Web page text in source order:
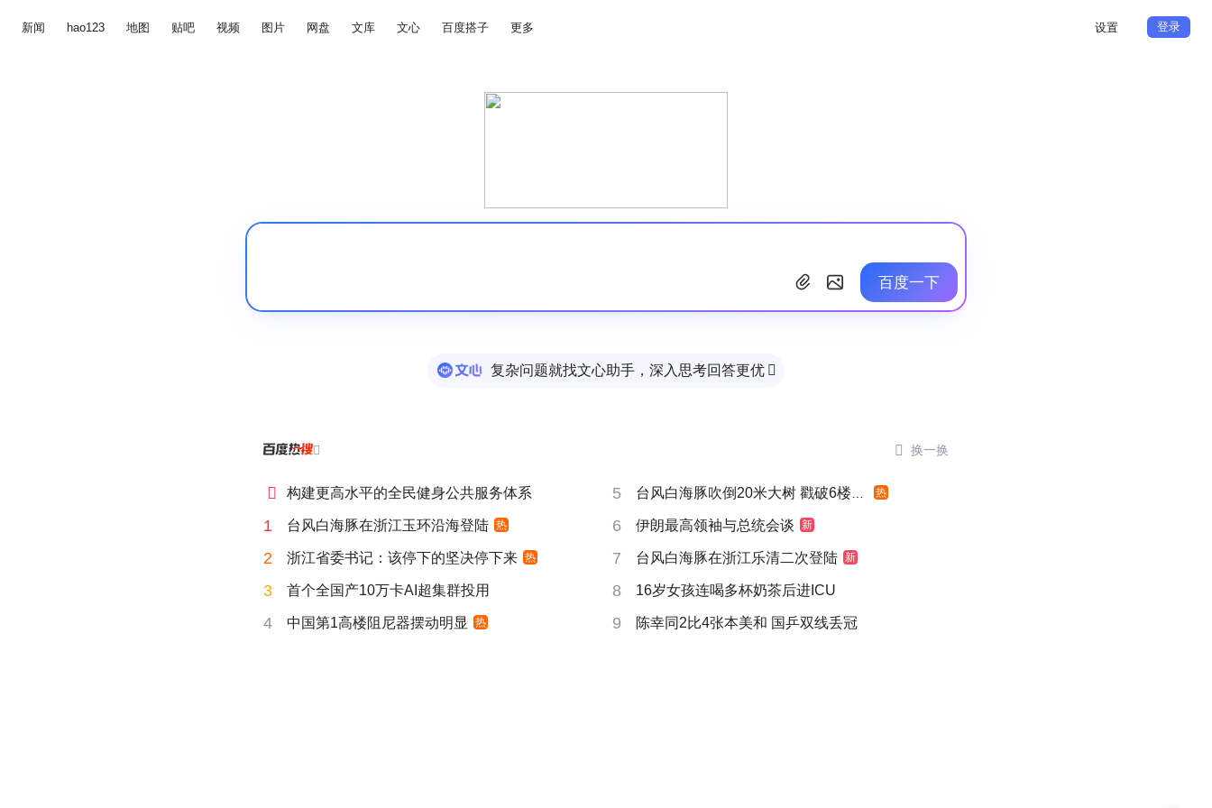
新闻 hao123 地图 贴吧 视频 图片 网盘 文库 文心 百度搭子 更多 设置 登录
百度一下
复杂问题就找文心助手，深入思考回答更优 
  换一换
 构建更高水平的全民健身公共服务体系 5 台风白海豚吹倒20米大树 戳破6楼窗户 热
1 台风白海豚在浙江玉环沿海登陆 热 6 伊朗最高领袖与总统会谈 新
2 浙江省委书记：该停下的坚决停下来 热 7 台风白海豚在浙江乐清二次登陆 新
3 首个全国产10万卡AI超集群投用 8 16岁女孩连喝多杯奶茶后进ICU
4 中国第1高楼阻尼器摆动明显 热 9 陈幸同2比4张本美和 国乒双线丢冠